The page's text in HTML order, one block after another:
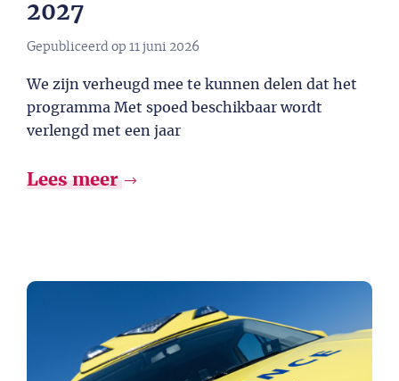
2027​
Gepubliceerd op 11 juni 2026
We zijn verheugd mee te kunnen delen dat het
programma Met spoed beschikbaar wordt
verlengd met een jaar
Lees meer